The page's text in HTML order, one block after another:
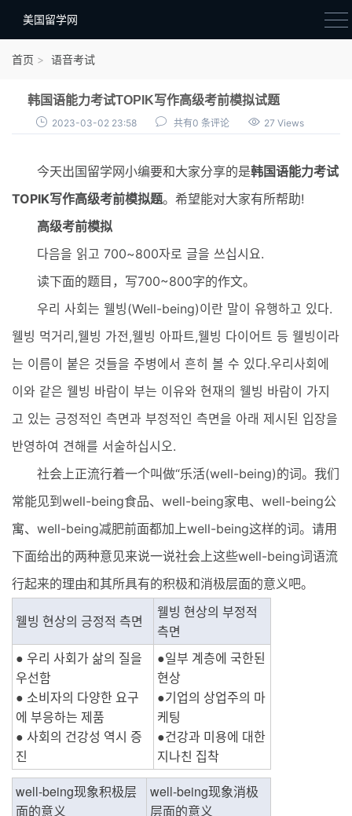
美国留学网
院校选择
材料准备
签证办理
留学生活
首页 语音考试
韩国语能力考试TOPIK写作高级考前模拟试题
2023-03-02 23:58 共有0 条评论 27 Views
今天出国留学网小编要和大家分享的是韩国语能力考试
TOPIK写作高级考前模拟题。希望能对大家有所帮助!
高级考前模拟
다음을 읽고 700~800자로 글을 쓰십시요.
读下面的题目，写700~800字的作文。
우리 사회는 웰빙(Well-being)이란 말이 유행하고 있다.
웰빙 먹거리,웰빙 가전,웰빙 아파트,웰빙 다이어트 등 웰빙이라
는 이름이 붙은 것들을 주병에서 흔히 볼 수 있다.우리사회에
이와 같은 웰빙 바람이 부는 이유와 현재의 웰빙 바람이 가지
고 있는 긍정적인 측면과 부정적인 측면을 아래 제시된 입장을
반영하여 견해를 서술하십시오.
社会上正流行着一个叫做“乐活(well-being)的词。我们
常能见到well-being食品、well-being家电、well-being公
寓、well-being减肥前面都加上well-being这样的词。请用
下面给出的两种意见来说一说社会上这些well-being词语流
行起来的理由和其所具有的积极和消极层面的意义吧。
웰빙 현상의 긍정적 측면
웰빙 현상의 부정적
측면
● 우리 사회가 삶의 질을
우선함
● 소비자의 다양한 요구
에 부응하는 제품
● 사회의 건강성 역시 증
진
●일부 계층에 국한된
현상
●기업의 상업주의 마
케팅
●건강과 미용에 대한
지나친 집착
well-being现象积极层
面的意义
well-being现象消极
层面的意义